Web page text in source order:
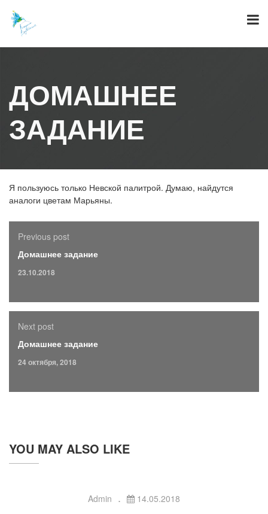
content
ДОМАШНЕЕ
ЗАДАНИЕ
Я пользуюсь только Невской палитрой. Думаю, найдутся
аналоги цветам Марьяны.
Previous post
Домашнее задание
23.10.2018
Next post
Домашнее задание
24 октября, 2018
YOU MAY ALSO LIKE
Admin 14.05.2018